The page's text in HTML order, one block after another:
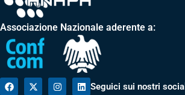
Associazione Nazionale aderente a:
Seguici sui nostri social